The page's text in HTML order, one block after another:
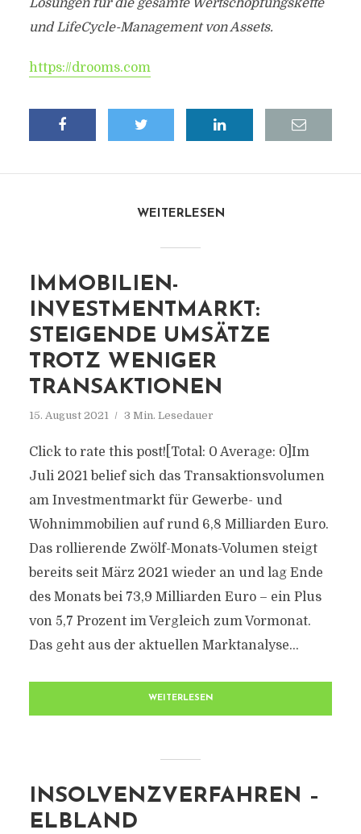
Lösungen für die gesamte Wertschöpfungskette
und LifeCycle-Management von Assets.
https://drooms.com
WEITERLESEN
IMMOBILIEN-
INVESTMENTMARKT:
STEIGENDE UMSÄTZE
TROTZ WENIGER
TRANSAKTIONEN
15. August 2021 3 Min. Lesedauer
Click to rate this post![Total: 0 Average: 0]Im
Juli 2021 belief sich das Transaktionsvolumen
am Investmentmarkt für Gewerbe- und
Wohnimmobilien auf rund 6,8 Milliarden Euro.
Das rollierende Zwölf-Monats-Volumen steigt
bereits seit März 2021 wieder an und lag Ende
des Monats bei 73,9 Milliarden Euro – ein Plus
von 5,7 Prozent im Vergleich zum Vormonat.
Das geht aus der aktuellen Marktanalyse...
WEITERLESEN
INSOLVENZVERFAHREN –
ELBLAND